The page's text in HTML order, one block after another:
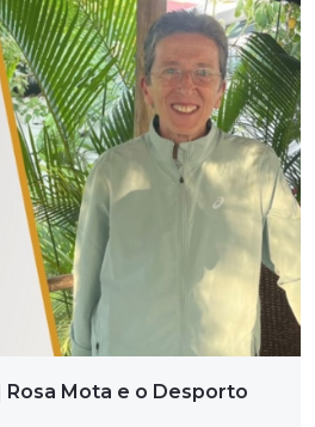
Rosa Mota e o Desporto